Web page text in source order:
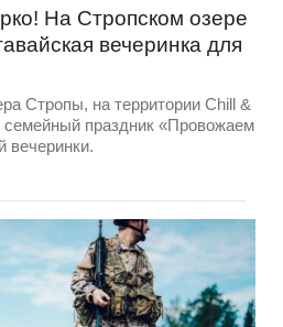
На Стропском озере
вечеринка для
Стропы, на территории Chill &
праздник «Провожаем
вечеринки.